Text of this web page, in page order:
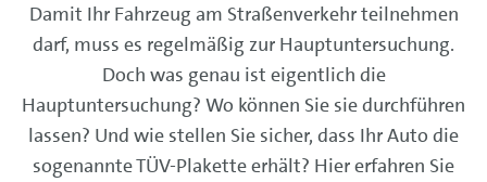
Damit Ihr Fahrzeug am Straßenverkehr teilnehmen
darf, muss es regelmäßig zur Hauptuntersuchung.
Doch was genau ist eigentlich die
Hauptuntersuchung? Wo können Sie sie durchführen
lassen? Und wie stellen Sie sicher, dass Ihr Auto die
sogenannte TÜV-Plakette erhält? Hier erfahren Sie